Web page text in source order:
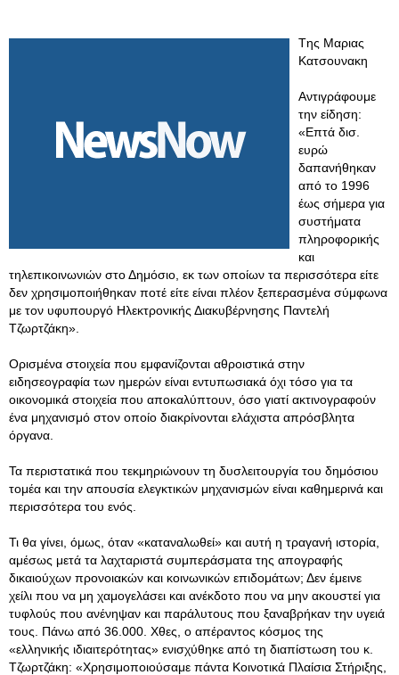
Tης Μαριας
Κατσουνακη
Αντιγράφουμε
την είδηση:
«Επτά δισ.
ευρώ
δαπανήθηκαν
από το 1996
έως σήμερα για
συστήματα
πληροφορικής
και
τηλεπικοινωνιών στο Δημόσιο, εκ των οποίων τα περισσότερα είτε
δεν χρησιμοποιήθηκαν ποτέ είτε είναι πλέον ξεπερασμένα σύμφωνα
με τον υφυπουργό Ηλεκτρονικής Διακυβέρνησης Παντελή
Τζωρτζάκη».
Ορισμένα στοιχεία που εμφανίζονται αθροιστικά στην
ειδησεογραφία των ημερών είναι εντυπωσιακά όχι τόσο για τα
οικονομικά στοιχεία που αποκαλύπτουν, όσο γιατί ακτινογραφούν
ένα μηχανισμό στον οποίο διακρίνονται ελάχιστα απρόσβλητα
όργανα.
Τα περιστατικά που τεκμηριώνουν τη δυσλειτουργία του δημόσιου
τομέα και την απουσία ελεγκτικών μηχανισμών είναι καθημερινά και
περισσότερα του ενός.
Τι θα γίνει, όμως, όταν «καταναλωθεί» και αυτή η τραγανή ιστορία,
αμέσως μετά τα λαχταριστά συμπεράσματα της απογραφής
δικαιούχων προνοιακών και κοινωνικών επιδομάτων; Δεν έμεινε
χείλι που να μη χαμογελάσει και ανέκδοτο που να μην ακουστεί για
τυφλούς που ανένηψαν και παράλυτους που ξαναβρήκαν την υγειά
τους . Πάνω από 36.000. Χθες, ο απέραντος κόσμος της
«ελληνικής ιδιαιτερότητας» ενισχύθηκε από τη διαπίστωση του κ.
Τζωρτζάκη: «Χρησιμοποιούσαμε πάντα Κοινοτικά Πλαίσια Στήριξης,